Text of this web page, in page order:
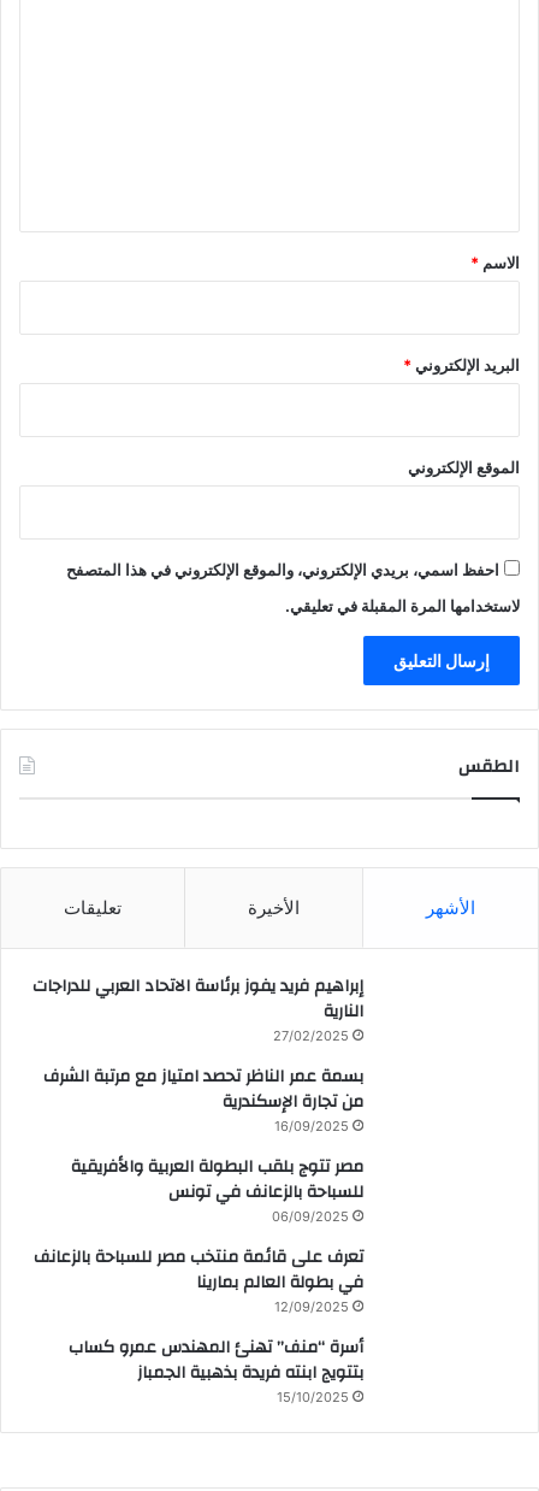
*
الاسم *
البريد الإلكتروني*
الموقع الإلكتروني
احفظ اسمي، بريدي الإلكتروني، والموقع الإلكتروني في هذا المتصفح
لاستخدامها المرة المقبلة في تعليقي.
الطقس
الأشهر الأخيرة تعليقات
إبراهيم فريد يفوز برئاسة الاتحاد العربي للدراجات
النارية
27/02/2025
بسمة عمر الناظر تحصد امتياز مع مرتبة الشرف
من تجارة الإسكندرية
16/09/2025
مصر تتوج بلقب البطولة العربية والأفريقية
للسباحة بالزعانف في تونس
06/09/2025
تعرف على قائمة منتخب مصر للسباحة بالزعانف
في بطولة العالم بمارينا
12/09/2025
أسرة “منف” تهنئ المهندس عمرو كساب
بتتويج ابنته فريدة بذهبية الجمباز
15/10/2025